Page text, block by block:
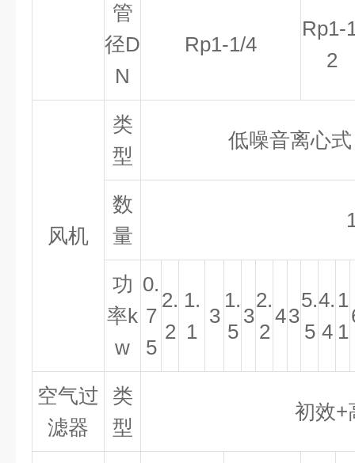
管
径D
N
Rp1-1/4
Rp1-
2
风机
类
型
低噪音离心
数
量
功
率k
w
0.
7
5
2.
2
1.
1
3
1.
5
3
2.
2
43
5.
5
4.
4
1
1
空气过
滤器
类
型
初效+